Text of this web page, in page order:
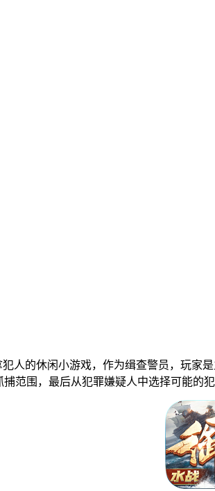
人的休闲小游戏，作为缉查警员，玩家
范围，最后从犯罪嫌疑人中选择可能的犯